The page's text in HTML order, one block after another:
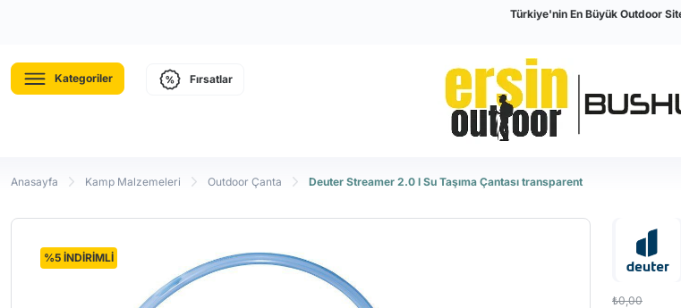
Türkiye'nin En Büyük Outdoor
Kategoriler Fırsatlar
Anasayfa Kamp Malzemeleri Outdoor Çanta Deuter Streamer 2.0 l Su Taşıma Çantası transparent
%5 İNDİRİMLİ
₺0,00